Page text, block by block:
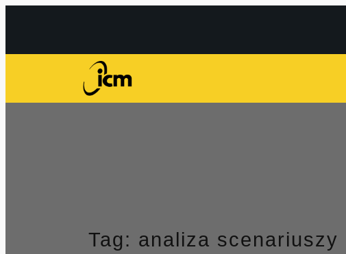
Tag: analiza scenariuszy